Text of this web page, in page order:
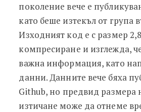
поколение вече е
като беше изтекъл от група
Изходният код е с размер
компресиране и изглежда,
важна информация, като
данни. Данните вече бяха
Github, но предвид размера
изтичане може да отнеме